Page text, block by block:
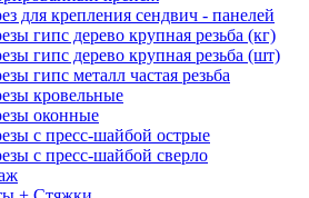
для крепления сендвич - панелей
гипс дерево крупная резьба (кг)
гипс дерево крупная резьба (шт)
гипс металл частая резьба
кровельные
оконные
с пресс-шайбой острые
с пресс-шайбой сверло